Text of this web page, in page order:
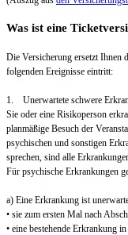
Was ist eine
Die Versicherung ersetzt Ihnen
folgenden Ereignisse eintritt:
1. Unerwartete schwere
Sie oder eine Risikoperson
planmäßige Besuch der
psychischen und sonstigen
sprechen, sind alle
Für psychische Erkrankungen
a) Eine Erkrankung ist
• sie zum ersten Mal nach
• eine bestehende Erkrankung